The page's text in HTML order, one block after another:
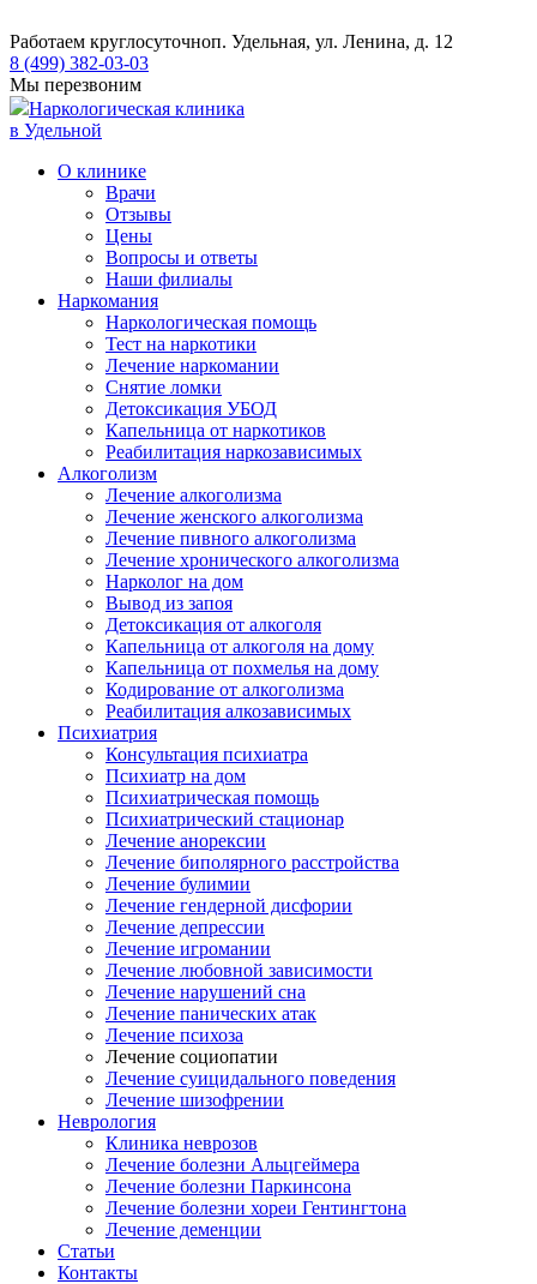
Работаем круглосуточноп. Удельная, ул. Ленина, д. 12
8 (499) 382-03-03
Мы перезвоним
Наркологическая клиника
в Удельной
О клинике
Врачи
Отзывы
Цены
Вопросы и ответы
Наши филиалы
Наркомания
Наркологическая помощь
Тест на наркотики
Лечение наркомании
Снятие ломки
​​Детоксикация УБОД
Капельница от наркотиков
Реабилитация наркозависимых
Алкоголизм
Лечение алкоголизма
Лечение женского алкоголизма
Лечение пивного алкоголизма
Лечение хронического алкоголизма
Нарколог на дом
Вывод из запоя
Детоксикация от алкоголя
Капельница от алкоголя на дому
Капельница от похмелья на дому
Кодирование от алкоголизма
Реабилитация алкозависимых
Психиатрия
Консультация психиатра
Психиатр на дом
Психиатрическая помощь
Психиатрический стационар
Лечение анорексии
Лечение биполярного расстройства
Лечение булимии
Лечение гендерной дисфории
Лечение депрессии
Лечение игромании
Лечение любовной зависимости
Лечение нарушений сна
Лечение панических атак
Лечение психоза
Лечение социопатии
Лечение суицидального поведения
Лечение шизофрении
Неврология
Клиника неврозов
Лечение болезни Альцгеймера
Лечение болезни Паркинсона
Лечение болезни хореи Гентингтона
Лечение деменции
Статьи
Контакты